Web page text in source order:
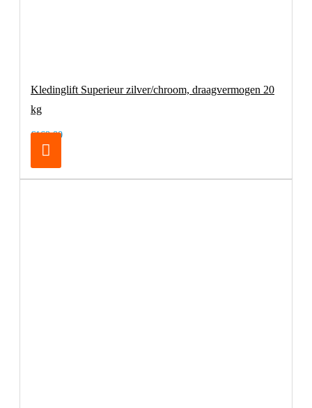
Kledinglift Superieur zilver/chroom, draagvermogen 20
kg
€169,00